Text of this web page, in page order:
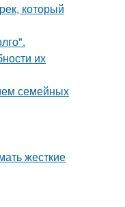
который
их
семейных
жесткие